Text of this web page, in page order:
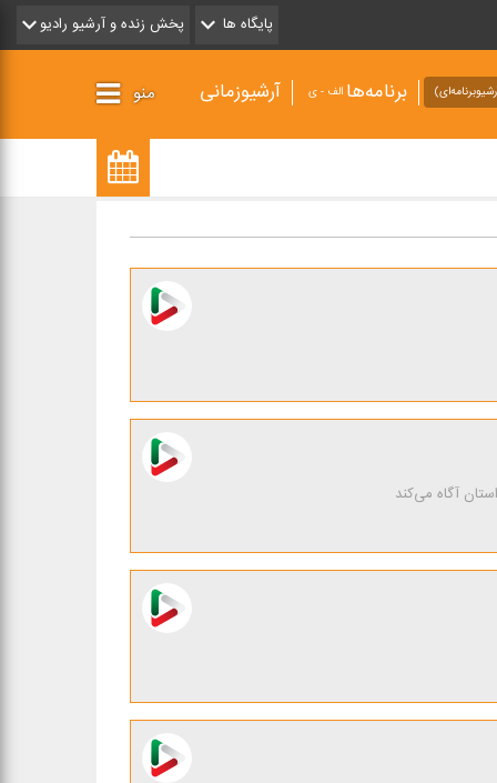
پایگاه ها پخش زنده و آرشیو رادیو
برنامه‌ها الف - ی آرشیوزمانی منو
آگاه می‌كند